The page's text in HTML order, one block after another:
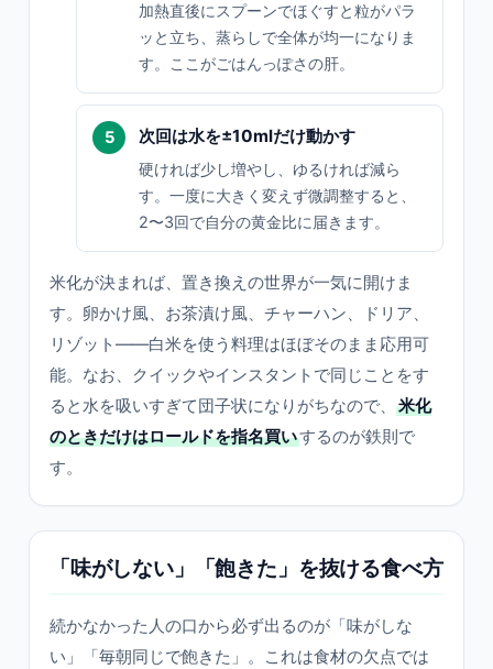
加熱直後にスプーンでほぐすと粒がパラ
ッと立ち、蒸らしで全体が均一になりま
す。ここがごはんっぽさの肝。
次回は水を±10mlだけ動かす
硬ければ少し増やし、ゆるければ減ら
す。一度に大きく変えず微調整すると、
2〜3回で自分の黄金比に届きます。
米化が決まれば、置き換えの世界が一気に開けま
す。卵かけ風、お茶漬け風、チャーハン、ドリア、
リゾット――白米を使う料理はほぼそのまま応用可
能。なお、クイックやインスタントで同じことをす
ると水を吸いすぎて団子状になりがちなので、
米化
のときだけはロールドを指名買いするのが鉄則で
す。
「味がしない」「飽きた」を抜ける食べ方
続かなかった人の口から必ず出るのが「味がしな
い」「毎朝同じで飽きた」。これは食材の欠点では